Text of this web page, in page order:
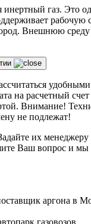
инертный газ. Это
рабочую
Внешнюю среду
на расчетный
Внимание!
не подлежат!
их менеджеру
Ваш вопрос и мы
аргона в
газовозов